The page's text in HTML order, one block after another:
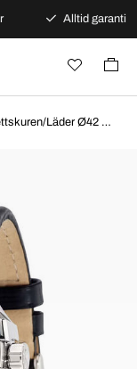
Alltid garanti
Maserati Potenza Skelettskuren/Läder Ø42 mm R8821108052